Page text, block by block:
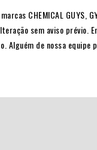
CHEMICAL GUYS,
sem aviso prévio.
Alguém de nossa